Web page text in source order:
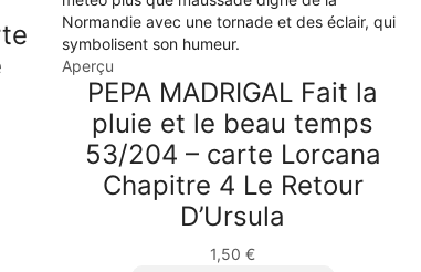
Aperçu
PEPA MADRIGAL Fait la
pluie et le beau temps
53/204 – carte Lorcana
Chapitre 4 Le Retour
D’Ursula
1,50€